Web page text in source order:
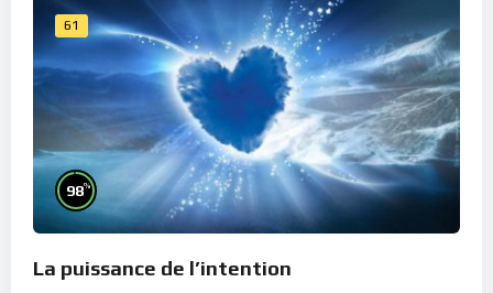
61
98%
La puissance de l’intention